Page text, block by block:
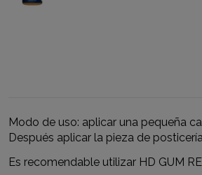
Modo de uso: aplicar una pequeña
Después aplicar la pieza de
Es recomendable utilizar HD GUM